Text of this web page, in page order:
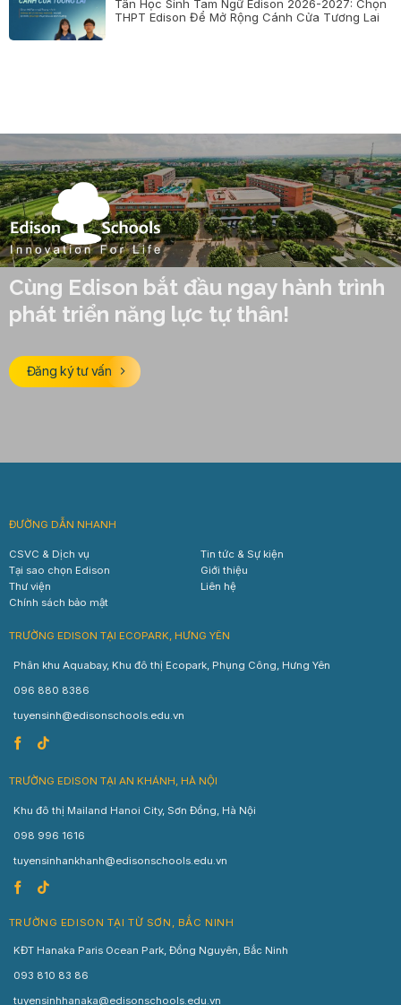
Tân Học Sinh Tam Ngữ Edison 2026-2027: Chọn
THPT Edison Để Mở Rộng Cánh Cửa Tương Lai
Cùng Edison bắt đầu ngay hành trình
phát triển năng lực tự thân!
Đăng ký tư vấn
ĐƯỜNG DẪN NHANH
CSVC & Dịch vụ
Tin tức & Sự kiện
Tại sao chọn Edison
Giới thiệu
Thư viện
Liên hệ
Chính sách bảo mật
TRƯỜNG EDISON TẠI ECOPARK, HƯNG YÊN
Phân khu Aquabay, Khu đô thị Ecopark, Phụng Công, Hưng Yên
096 880 8386
tuyensinh@edisonschools.edu.vn
TRƯỜNG EDISON TẠI AN KHÁNH, HÀ NỘI
Khu đô thị Mailand Hanoi City, Sơn Đồng, Hà Nội
098 996 1616
tuyensinhankhanh@edisonschools.edu.vn
TRƯỜNG EDISON TẠI TỪ SƠN, BẮC NINH
KĐT Hanaka Paris Ocean Park, Đồng Nguyên, Bắc Ninh
093 810 83 86
tuyensinhhanaka@edisonschools.edu.vn